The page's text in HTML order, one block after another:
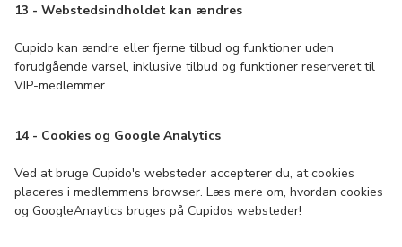
13 - Webstedsindholdet kan ændres
Cupido kan ændre eller fjerne tilbud og funktioner uden
forudgående varsel, inklusive tilbud og funktioner reserveret til
VIP-medlemmer.
14 - Cookies og Google Analytics
Ved at bruge Cupido's websteder accepterer du, at cookies
placeres i medlemmens browser. Læs mere om, hvordan cookies
og GoogleAnaytics bruges på Cupidos websteder!